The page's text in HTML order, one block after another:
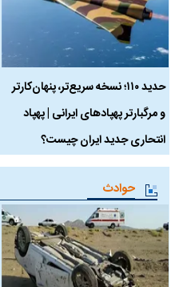
حدید ۱۱۰؛ نسخه سریع‌تر، پنهان‌کارتر
و مرگبارتر پهپادهای ایرانی | پهپاد
انتحاری جدید ایران چیست؟
حوادث